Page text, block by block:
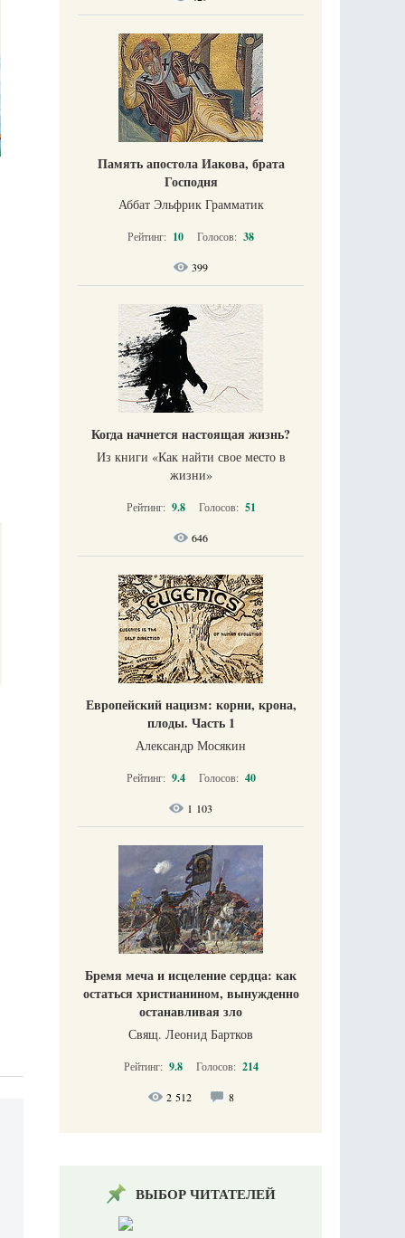
Память апостола Иакова, брата
Господня
Аббат Эльфрик Грамматик
Рейтинг: 10 Голосов: 38
399
Когда начнется настоящая жизнь?
Из книги «Как найти свое место в
жизни​»
Рейтинг: 9.8 Голосов: 51
646
Европейский нацизм: корни, крона,
плоды. Часть 1
Александр Мосякин
Рейтинг: 9.4 Голосов: 40
1 103
Бремя меча и исцеление сердца: как
остаться христианином, вынужденно
останавливая зло
Свящ. Леонид Бартков
Рейтинг: 9.8 Голосов: 214
2 512 8
ВЫБОР ЧИТАТЕЛЕЙ